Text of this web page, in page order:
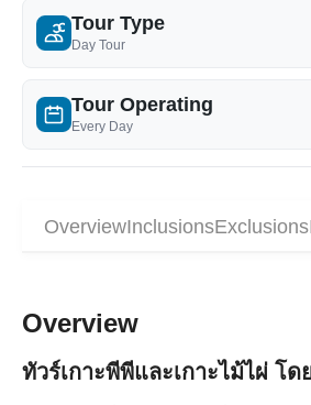
Tour Type
Day Tour
Tour Operating
Every Day
OverviewInclusionsExclusions
Overview
ทัวร์เกาะพีพีและเกาะไม้ไผ่ โ